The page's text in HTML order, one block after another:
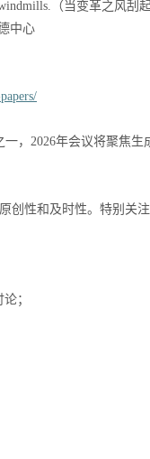
（当变革之风刮
中心
， 2026年会议将聚焦生
创性和及时性。特别关
；